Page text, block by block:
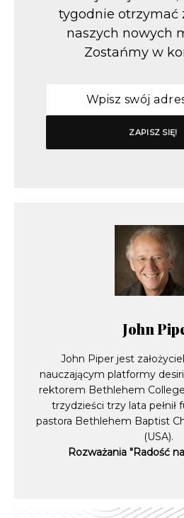
tygodnie otrzymać
naszych nowych
Zostańmy w
John
John Piper jest
nauczającym platformy
rektorem Bethlehem
trzydzieści trzy lata pełnił
pastora Bethlehem Baptist
(USA).
Rozważania "Radość